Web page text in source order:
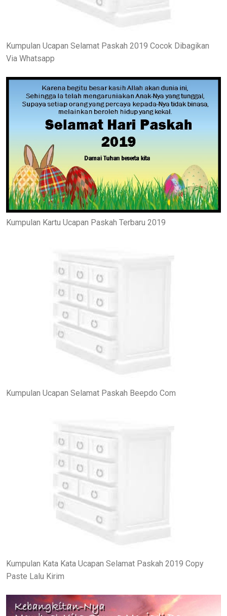
Kumpulan Ucapan Selamat Paskah 2019 Cocok Dibagikan
Via Whatsapp
Kumpulan Kartu Ucapan Paskah Terbaru 2019
Kumpulan Ucapan Selamat Paskah Beepdo Com
Kumpulan Kata Kata Ucapan Selamat Paskah 2019 Copy
Paste Lalu Kirim